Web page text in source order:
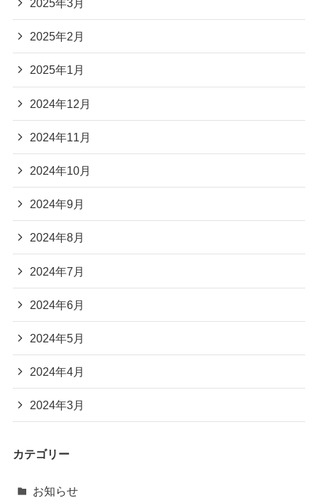
2025年3月
2025年2月
2025年1月
2024年12月
2024年11月
2024年10月
2024年9月
2024年8月
2024年7月
2024年6月
2024年5月
2024年4月
2024年3月
カテゴリー
お知らせ